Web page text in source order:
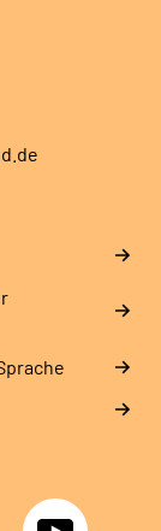
YouTube